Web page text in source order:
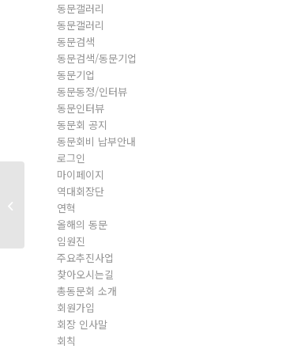
동문갤러리
동문갤러리
동문검색
동문검색/동문기업
동문기업
동문동정/인터뷰
동문인터뷰
동문회 공지
동문회비 납부안내
로그인
마이페이지
역대회장단
연혁
올해의 동문
임원진
주요추진사업
찾아오시는길
총동문회 소개
회원가입
회장 인사말
회칙
동문회원